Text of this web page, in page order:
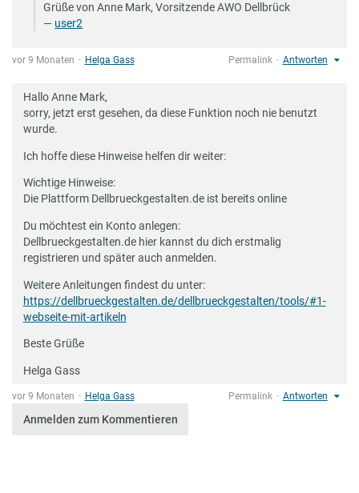
Grüße von Anne Mark, Vorsitzende AWO Dellbrück
— user2
vor 9 Monaten Helga Gass Permalink Antworten
Hallo Anne Mark,
sorry, jetzt erst gesehen, da diese Funktion noch nie benutzt
wurde.
Ich hoffe diese Hinweise helfen dir weiter:
Wichtige Hinweise:
Die Plattform Dellbrueckgestalten.de ist bereits online
Du möchtest ein Konto anlegen:
Dellbrueckgestalten.de hier kannst du dich erstmalig
registrieren und später auch anmelden.
Weitere Anleitungen findest du unter:
https://dellbrueckgestalten.de/dellbrueckgestalten/tools/#1-
webseite-mit-artikeln
Beste Grüße
Helga Gass
vor 9 Monaten Helga Gass Permalink Antworten
Anmelden zum Kommentieren